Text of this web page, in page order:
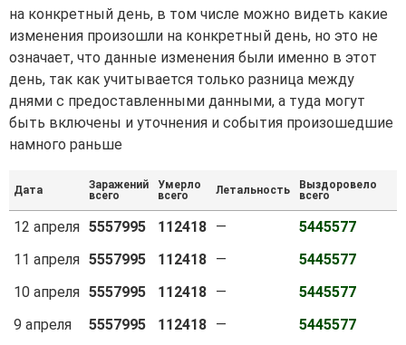
на конкретный день, в том числе можно видеть какие
изменения произошли на конкретный день, но это не
означает, что данные изменения были именно в этот
день, так как учитывается только разница между
днями с предоставленными данными, а туда могут
быть включены и уточнения и события произошедшие
намного раньше
Дата
Заражений
всего
Умерло
всего
Летальность
Выздоровело
всего
12 апреля 5557995 112418 —
5445577
11 апреля 5557995 112418 —
5445577
10 апреля 5557995 112418 —
5445577
9 апреля
5557995 112418 —
5445577